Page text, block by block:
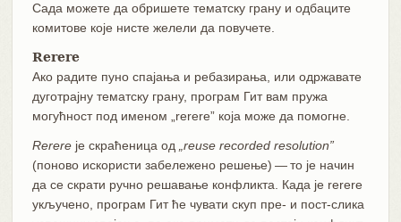
Сада можете да обришете тематску грану и одбаците
комитове које нисте желели да повучете.
Rerere
Ако радите пуно спајања и ребазирања, или одржавате
дуготрајну тематску грану, програм Гит вам пружа
могућност под именом „rerere” која може да помогне.
Rerereје скраћеница од „reuse recorded resolution”
(поново искористи забележено решење) — то је начин
да се скрати ручно решавање конфликта. Када је rerere
укључено, програм Гит ће чувати скуп пре- и пост-слика